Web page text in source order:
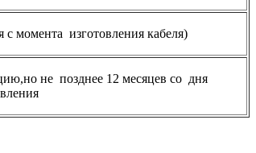
момента изготовления кабеля)
не позднее 12 месяцев со дня